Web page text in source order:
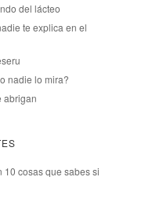
del lácteo
te explica en el
nadie lo mira?
abrigan
10 cosas que sabes si